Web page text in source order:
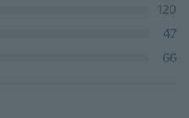
120
47
66